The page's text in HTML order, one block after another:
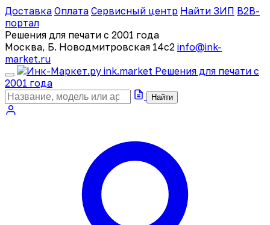
Доставка Оплата Сервисный центр Найти ЗИП B2B-
портал
Решения для печати с 2001 года
Москва, Б. Новодмитровская 14с2 info@ink-
market.ru
ink.market Решения для печати с
2001 года
Найти